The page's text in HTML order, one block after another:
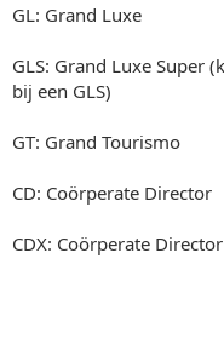
GL: Grand Luxe
GLS: Grand Luxe Super
bij een GLS)
GT: Grand Tourismo
CD: Coörperate Director
CDX: Coörperate